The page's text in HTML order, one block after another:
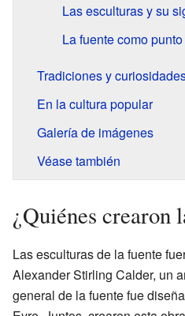
Las esculturas y su
La fuente como
Tradiciones y
En la cultura popular
Galería de imágenes
Véase también
¿Quiénes crearon
Las esculturas de la fuente
Alexander Stirling Calder, un
general de la fuente fue